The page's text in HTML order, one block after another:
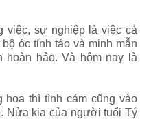
việc, sự nghiệp là việc cả
óc tỉnh táo và minh mẫn
hoàn hảo. Và hôm nay là
hoa thì tình cảm cũng vào
Nửa kia của người tuổi Tý